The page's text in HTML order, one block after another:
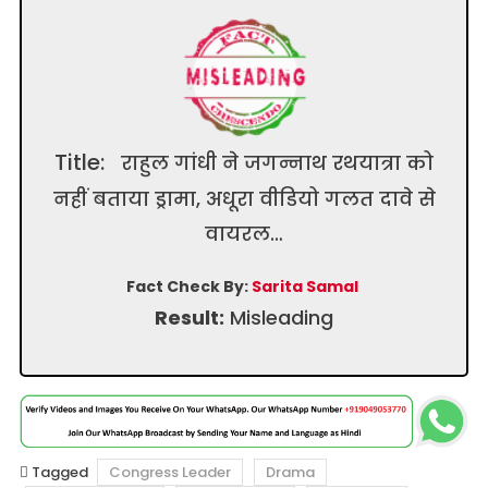
Title: राहुल गांधी ने जगन्नाथ रथयात्रा को
नहीं बताया ड्रामा, अधूरा वीडियो गलत दावे से
वायरल…
Fact Check By: Sarita Samal
Result: Misleading
Tagged Congress Leader
Drama